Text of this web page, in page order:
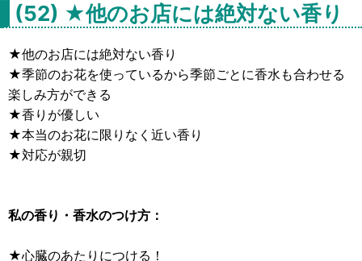
(52) ★他のお店には絶対ない香り
★他のお店には絶対ない香り
★季節のお花を使っているから季節ごとに香水も合わせる
楽しみ方ができる
★香りが優しい
★本当のお花に限りなく近い香り
★対応が親切
私の香り・香水のつけ方：
★心臓のあたりにつける！